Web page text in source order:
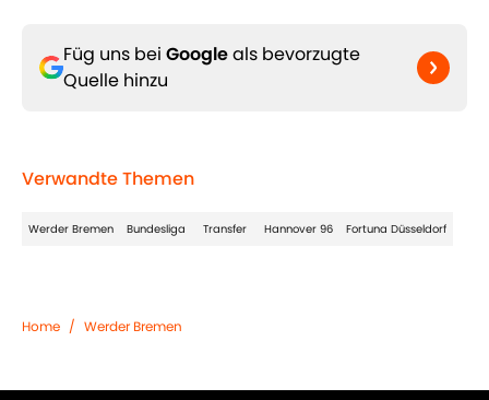
Füg uns bei Googleals bevorzugte
Quelle hinzu
Verwandte Themen
Werder Bremen Bundesliga Transfer Hannover 96 Fortuna Düsseldorf
Home / Werder Bremen